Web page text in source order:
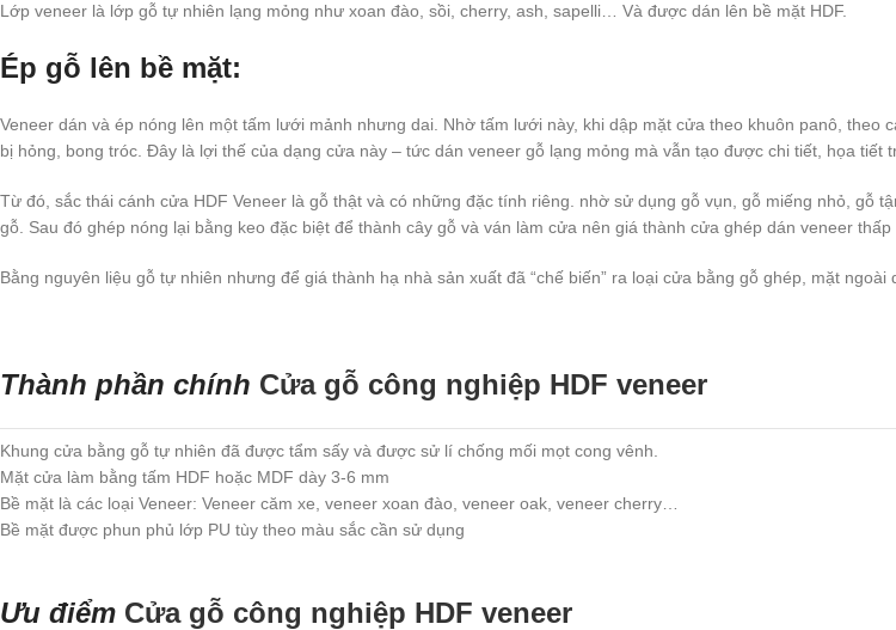
Lớp veneer là lớp gỗ tự nhiên lạng mỏng như xoan đào, sồi, cherry, ash, sapelli… Và được dán lên bề mặt HDF.
Ép gỗ lên bề mặt:
Veneer dán và ép nóng lên một tấm lưới mảnh nhưng dai. Nhờ tấm lưới này, khi dập mặt cửa theo khuôn panô, theo
bị hỏng, bong tróc. Đây là lợi thế của dạng cửa này – tức dán veneer gỗ lạng mỏng mà vẫn tạo được chi tiết, họa tiết
Từ đó, sắc thái cánh cửa HDF Veneer là gỗ thật và có những đặc tính riêng. nhờ sử dụng gỗ vụn, gỗ miếng nhỏ, gỗ
gỗ. Sau đó ghép nóng lại bằng keo đặc biệt để thành cây gỗ và ván làm cửa nên giá thành cửa ghép dán veneer
Bằng nguyên liệu gỗ tự nhiên nhưng để giá thành hạ nhà sản xuất đã “chế biến” ra loại cửa bằng gỗ ghép, mặt ngoài
Thành phần chính Cửa gỗ công nghiệp HDF veneer
Khung cửa bằng gỗ tự nhiên đã được tẩm sấy và được sử lí chống mối mọt cong vênh.
Mặt cửa làm bằng tấm HDF hoặc MDF dày 3-6 mm
Bề mặt là các loại Veneer: Veneer căm xe, veneer xoan đào, veneer oak, veneer cherry…
Bề mặt được phun phủ lớp PU tùy theo màu sắc cần sử dụng
Ưu điểm Cửa gỗ công nghiệp HDF veneer